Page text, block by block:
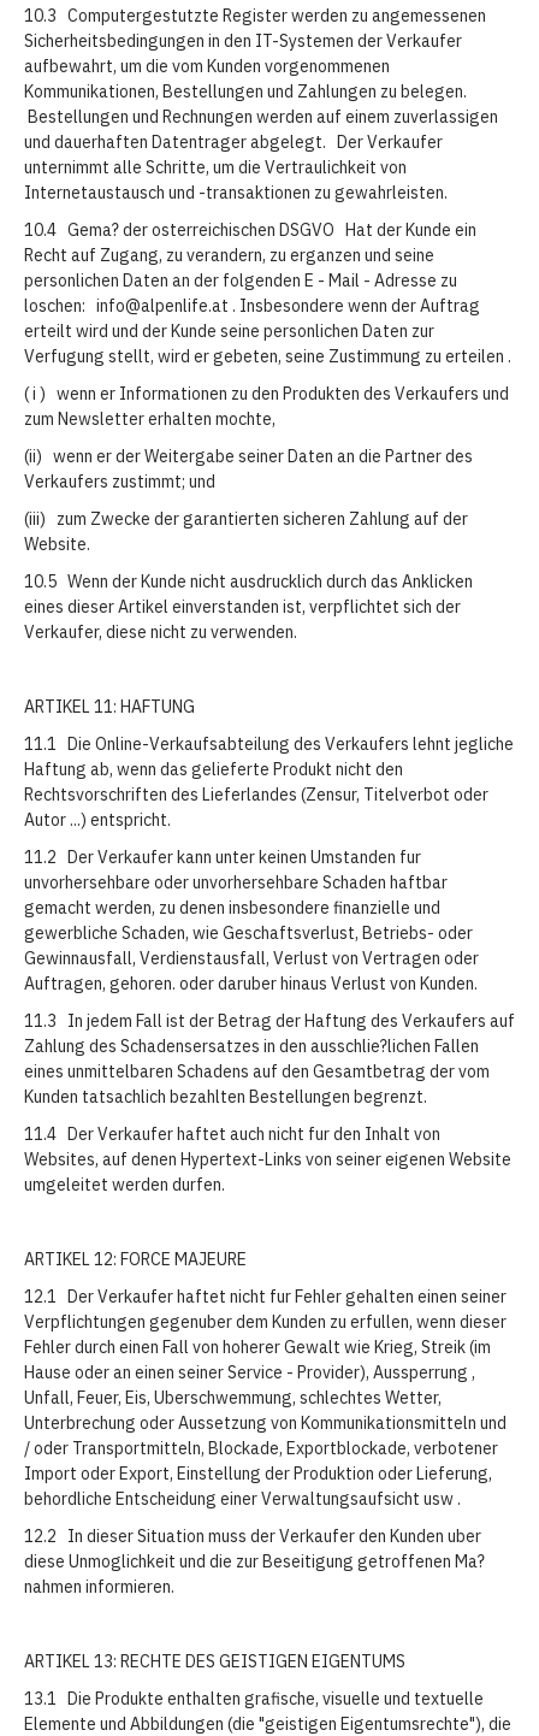
10.3 Computergestutzte Register werden zu angemessenen
Sicherheitsbedingungen in den IT-Systemen der Verkaufer
aufbewahrt, um die vom Kunden vorgenommenen
Kommunikationen, Bestellungen und Zahlungen zu belegen.
Bestellungen und Rechnungen werden auf einem zuverlassigen
und dauerhaften Datentrager abgelegt. Der Verkaufer
unternimmt alle Schritte, um die Vertraulichkeit von
Internetaustausch und -transaktionen zu gewahrleisten.
10.4 Gema? der osterreichischen DSGVO Hat der Kunde ein
Recht auf Zugang, zu verandern, zu erganzen und seine
personlichen Daten an der folgenden E - Mail - Adresse zu
loschen: info@alpenlife.at . Insbesondere wenn der Auftrag
erteilt wird und der Kunde seine personlichen Daten zur
Verfugung stellt, wird er gebeten, seine Zustimmung zu erteilen .
( i ) wenn er Informationen zu den Produkten des Verkaufers und
zum Newsletter erhalten mochte,
(ii) wenn er der Weitergabe seiner Daten an die Partner des
Verkaufers zustimmt; und
(iii) zum Zwecke der garantierten sicheren Zahlung auf der
Website.
10.5 Wenn der Kunde nicht ausdrucklich durch das Anklicken
eines dieser Artikel einverstanden ist, verpflichtet sich der
Verkaufer, diese nicht zu verwenden.
ARTIKEL 11: HAFTUNG
11.1 Die Online-Verkaufsabteilung des Verkaufers lehnt jegliche
Haftung ab, wenn das gelieferte Produkt nicht den
Rechtsvorschriften des Lieferlandes (Zensur, Titelverbot oder
Autor ...) entspricht.
11.2 Der Verkaufer kann unter keinen Umstanden fur
unvorhersehbare oder unvorhersehbare Schaden haftbar
gemacht werden, zu denen insbesondere finanzielle und
gewerbliche Schaden, wie Geschaftsverlust, Betriebs- oder
Gewinnausfall, Verdienstausfall, Verlust von Vertragen oder
Auftragen, gehoren. oder daruber hinaus Verlust von Kunden.
11.3 In jedem Fall ist der Betrag der Haftung des Verkaufers auf
Zahlung des Schadensersatzes in den ausschlie?lichen Fallen
eines unmittelbaren Schadens auf den Gesamtbetrag der vom
Kunden tatsachlich bezahlten Bestellungen begrenzt.
11.4 Der Verkaufer haftet auch nicht fur den Inhalt von
Websites, auf denen Hypertext-Links von seiner eigenen Website
umgeleitet werden durfen.
ARTIKEL 12: FORCE MAJEURE
12.1 Der Verkaufer haftet nicht fur Fehler gehalten einen seiner
Verpflichtungen gegenuber dem Kunden zu erfullen, wenn dieser
Fehler durch einen Fall von hoherer Gewalt wie Krieg, Streik (im
Hause oder an einen seiner Service - Provider), Aussperrung ,
Unfall, Feuer, Eis, Uberschwemmung, schlechtes Wetter,
Unterbrechung oder Aussetzung von Kommunikationsmitteln und
/ oder Transportmitteln, Blockade, Exportblockade, verbotener
Import oder Export, Einstellung der Produktion oder Lieferung,
behordliche Entscheidung einer Verwaltungsaufsicht usw .
12.2 In dieser Situation muss der Verkaufer den Kunden uber
diese Unmoglichkeit und die zur Beseitigung getroffenen Ma?
nahmen informieren.
ARTIKEL 13: RECHTE DES GEISTIGEN EIGENTUMS
13.1 Die Produkte enthalten grafische, visuelle und textuelle
Elemente und Abbildungen (die "geistigen Eigentumsrechte"), die